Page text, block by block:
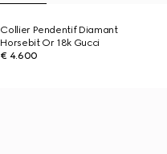
Collier Pendentif Diamant
Horsebit Or 18k Gucci
€ 4.600